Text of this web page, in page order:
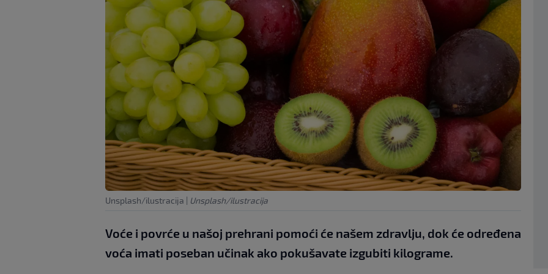
Unsplash/ilustracija | Unsplash/ilustracija
Voće i povrće u našoj prehrani pomoći će našem zdravlju, dok će određena
voća imati poseban učinak ako pokušavate izgubiti kilograme.